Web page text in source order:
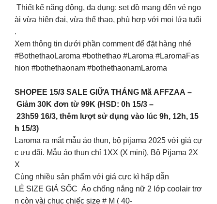
Thiết kế năng động, đa dụng: set đồ mang đến vẻ ngo
ài vừa hiện đại, vừa thể thao, phù hợp với mọi lứa tuổi
.
Xem thông tin dưới phần comment để đặt hàng nhé
#BothethaoLaroma #bothethao #Laroma #LaromaFas
hion #bothethaonam #bothethaonamLaroma
SHOPEE 15/3 SALE GIỮA THÁNG Mã AFFZAA –
Giảm 30K đơn từ 99K (HSD: 0h 15/3 –
23h59 16/3, thêm lượt sử dụng vào lúc 9h, 12h, 15
h 15/3)
Laroma ra mắt mẫu áo thun, bộ pijama 2025 với giá cự
c ưu đãi. Mẫu áo thun chỉ 1XX (X mini), Bộ Pijama 2X
X
Cùng nhiều sản phẩm với giá cực kì hấp dẫn
LẺ SIZE GIÁ SỐC Áo chống nắng nữ 2 lớp coolair trơ
n còn vài chục chiếc size # M ( 40-